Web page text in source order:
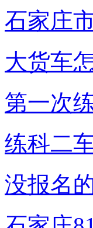
石家庄
大货车
第一次
练科二
没报名